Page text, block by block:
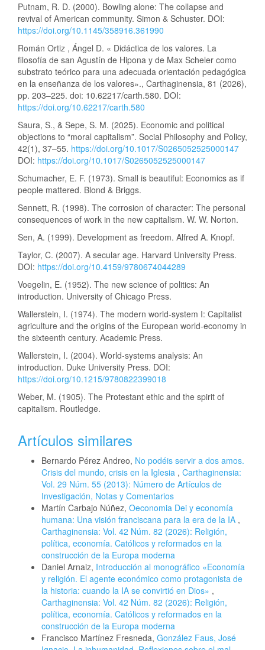
Putnam, R. D. (2000). Bowling alone: The collapse and
revival of American community. Simon & Schuster. DOI:
https://doi.org/10.1145/358916.361990
Román Ortiz , Ángel D. « Didáctica de los valores. La
filosofía de san Agustín de Hipona y de Max Scheler como
substrato teórico para una adecuada orientación pedagógica
en la enseñanza de los valores»., Carthaginensia, 81 (2026),
pp. 203–225. doi: 10.62217/carth.580. DOI:
https://doi.org/10.62217/carth.580
Saura, S., & Sepe, S. M. (2025). Economic and political
objections to “moral capitalism”. Social Philosophy and Policy,
42(1), 37–55. https://doi.org/10.1017/S0265052525000147
DOI: https://doi.org/10.1017/S0265052525000147
Schumacher, E. F. (1973). Small is beautiful: Economics as if
people mattered. Blond & Briggs.
Sennett, R. (1998). The corrosion of character: The personal
consequences of work in the new capitalism. W. W. Norton.
Sen, A. (1999). Development as freedom. Alfred A. Knopf.
Taylor, C. (2007). A secular age. Harvard University Press.
DOI: https://doi.org/10.4159/9780674044289
Voegelin, E. (1952). The new science of politics: An
introduction. University of Chicago Press.
Wallerstein, I. (1974). The modern world-system I: Capitalist
agriculture and the origins of the European world-economy in
the sixteenth century. Academic Press.
Wallerstein, I. (2004). World-systems analysis: An
introduction. Duke University Press. DOI:
https://doi.org/10.1215/9780822399018
Weber, M. (1905). The Protestant ethic and the spirit of
capitalism. Routledge.
Artículos similares
Bernardo Pérez Andreo, No podéis servir a dos amos.
Crisis del mundo, crisis en la Iglesia , Carthaginensia:
Vol. 29 Núm. 55 (2013): Número de Artículos de
Investigación, Notas y Comentarios
Martín Carbajo Núñez, Oeconomia Dei y economía
humana: Una visión franciscana para la era de la IA ,
Carthaginensia: Vol. 42 Núm. 82 (2026): Religión,
política, economía. Católicos y reformados en la
construcción de la Europa moderna
Daniel Arnaiz, Introducción al monográfico «Economía
y religión. El agente económico como protagonista de
la historia: cuando la IA se convirtió en Dios» ,
Carthaginensia: Vol. 42 Núm. 82 (2026): Religión,
política, economía. Católicos y reformados en la
construcción de la Europa moderna
Francisco Martínez Fresneda, González Faus, José